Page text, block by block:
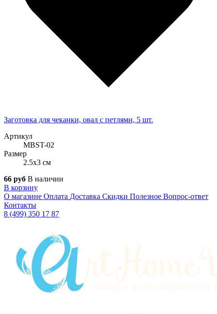
Заготовка для чеканки, овал с петлями, 5 шт.
Артикул
MBST-02
Размер
2.5x3 см
66 руб В наличии
В корзину
О магазине Оплата Доставка Скидки Полезное Вопрос-ответ
Контакты
8 (499) 350 17 87